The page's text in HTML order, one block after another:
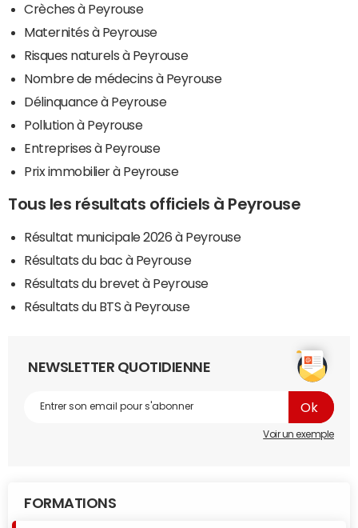
Crèches à Peyrouse
Maternités à Peyrouse
Risques naturels à Peyrouse
Nombre de médecins à Peyrouse
Délinquance à Peyrouse
Pollution à Peyrouse
Entreprises à Peyrouse
Prix immobilier à Peyrouse
Tous les résultats officiels à Peyrouse
Résultat municipale 2026 à Peyrouse
Résultats du bac à Peyrouse
Résultats du brevet à Peyrouse
Résultats du BTS à Peyrouse
NEWSLETTER QUOTIDIENNE
Voir un exemple
FORMATIONS